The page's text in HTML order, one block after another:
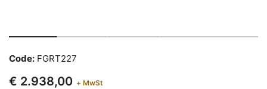
Code: FGRT227
€ 2.938,00 + MwSt